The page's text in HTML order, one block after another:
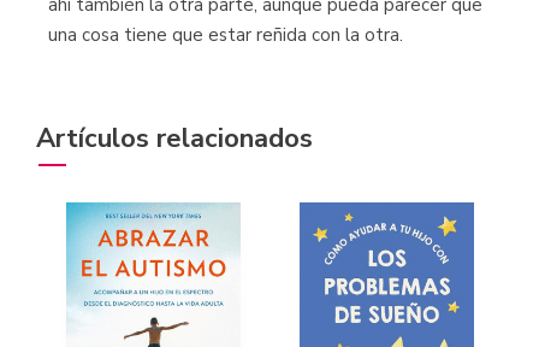
una cosa tiene que estar reñida con la otra.
Artículos relacionados